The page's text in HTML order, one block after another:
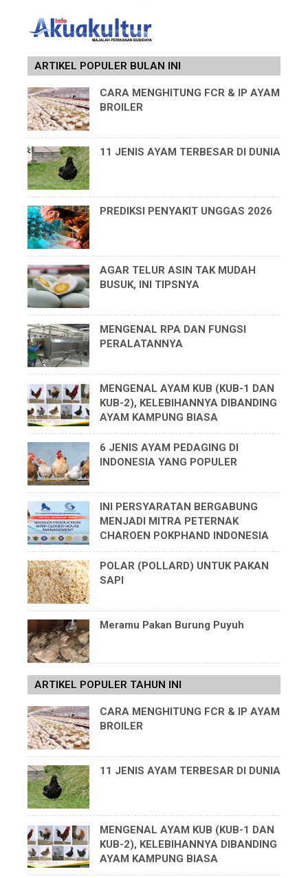
ARTIKEL POPULER BULAN INI
CARA MENGHITUNG FCR & IP AYAM
BROILER
11 JENIS AYAM TERBESAR DI DUNIA
PREDIKSI PENYAKIT UNGGAS 2026
AGAR TELUR ASIN TAK MUDAH
BUSUK, INI TIPSNYA
MENGENAL RPA DAN FUNGSI
PERALATANNYA
MENGENAL AYAM KUB (KUB-1 DAN
KUB-2), KELEBIHANNYA DIBANDING
AYAM KAMPUNG BIASA
6 JENIS AYAM PEDAGING DI
INDONESIA YANG POPULER
INI PERSYARATAN BERGABUNG
MENJADI MITRA PETERNAK
CHAROEN POKPHAND INDONESIA
POLAR (POLLARD) UNTUK PAKAN
SAPI
Meramu Pakan Burung Puyuh
ARTIKEL POPULER TAHUN INI
CARA MENGHITUNG FCR & IP AYAM
BROILER
11 JENIS AYAM TERBESAR DI DUNIA
MENGENAL AYAM KUB (KUB-1 DAN
KUB-2), KELEBIHANNYA DIBANDING
AYAM KAMPUNG BIASA